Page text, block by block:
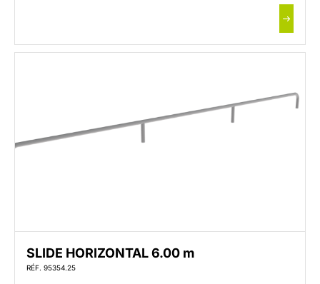
SLIDE HORIZONTAL 6.00 m
RÉF. 95354.25